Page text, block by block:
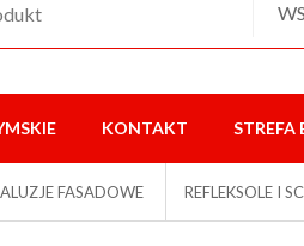
KONTAKT STREFA
FASADOWE REFLEKSOLE I